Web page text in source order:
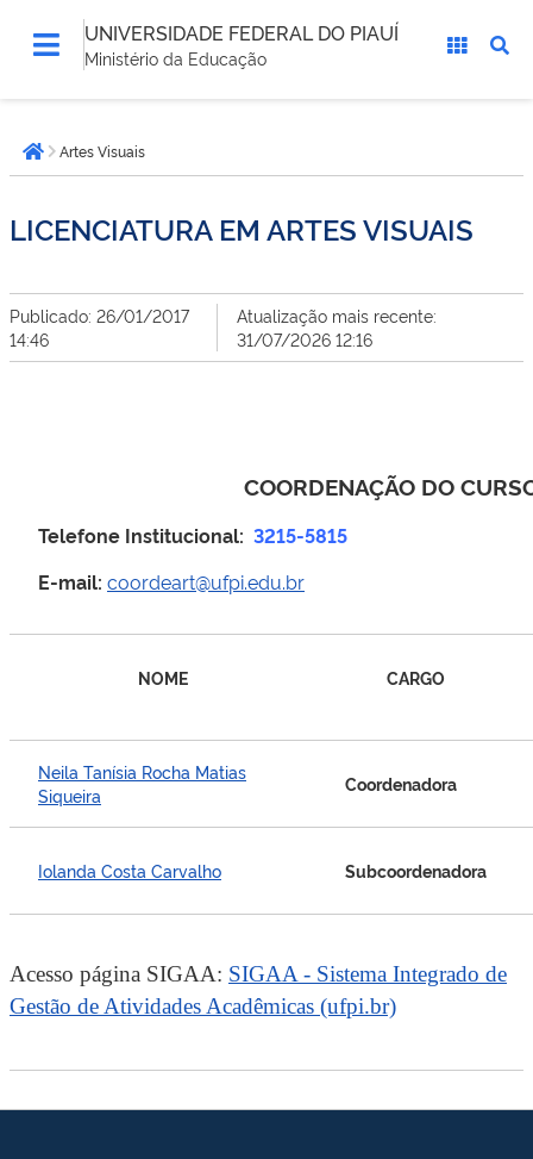
UNIVERSIDADE FEDERAL DO PIAUÍ
Ministério da Educação
está
aqui:Página inicial
Artes Visuais
LICENCIATURA EM ARTES VISUAIS
Publicado: 26/01/2017
14:46
Atualização mais recente:
31/07/2026 12:16
COORDENAÇÃO DO
Telefone Institucional: 3215-5815
E-mail: coordeart@ufpi.edu.br
NOME CARGO
Neila Tanísia Rocha Matias
Siqueira
Coordenadora
Iolanda Costa Carvalho Subcoordenadora
Acesso página SIGAA: SIGAA - Sistema Integrado de
Gestão de Atividades Acadêmicas (ufpi.br)